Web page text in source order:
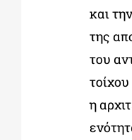
και
της
του
η